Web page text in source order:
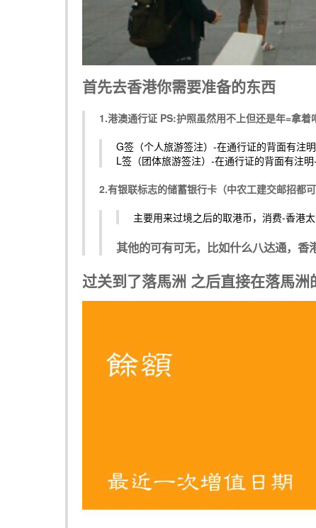
首先去香港你需要准备的东西
1.港澳通行证 PS:护照虽然用不上但还是年=拿着
G签（个人旅游签注）-在通行证的背面有注
L签（团体旅游签注）-在通行证的背面有注
2.有银联标志的储蓄银行卡（中农工建交邮招都可
主要用来过境之后的取港币，消费-香港
其他的可有可无，比如什么八达通，香
过关到了落馬洲 之后直接在落馬